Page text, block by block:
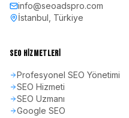
info@seoadspro.com
İstanbul, Türkiye
SEO HIZMETLERI
Profesyonel SEO Yönetimi
SEO Hizmeti
SEO Uzmanı
Google SEO